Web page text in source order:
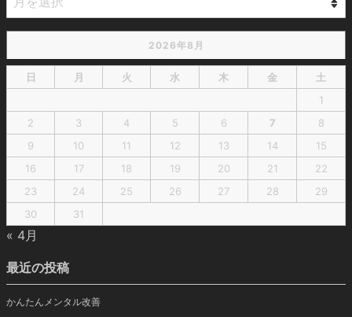
2026年8月
日 月 火 水 木 金
土
1
2
3 4 5 6 7
8
9
10 11 12 13 14
15
16
17 18 19 20 21
22
23
24 25 26 27 28
29
30
31
« 4月
最近の投稿
かんたんメンタル改善